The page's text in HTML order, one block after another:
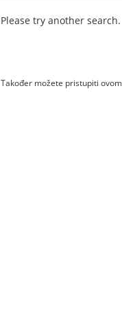
Please try another search.
Također možete pristupiti